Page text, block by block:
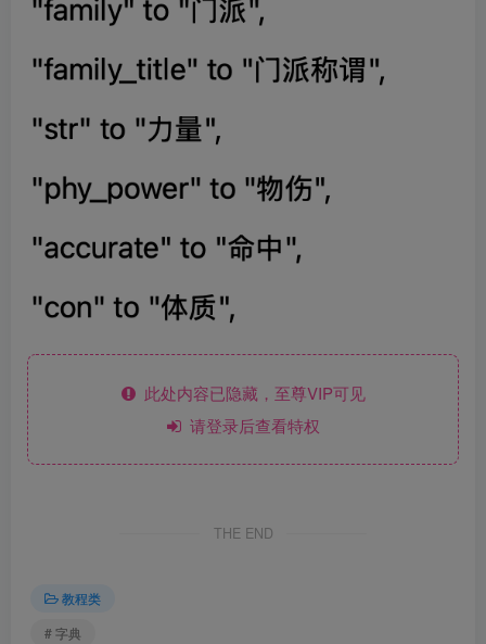
此处内容已隐藏，至尊VIP可见
请登录后查看特权
THE END
教程类
# 字典